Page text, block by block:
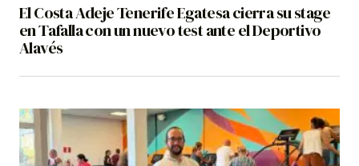
El Costa Adeje Tenerife Egatesa cierra su stage
en Tafalla con un nuevo test ante el Deportivo
Alavés